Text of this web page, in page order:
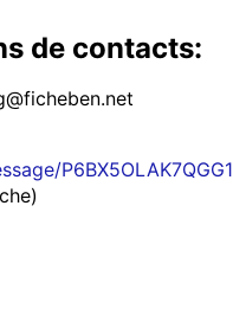
de contacts:
P6BX5OLAK7QGG1